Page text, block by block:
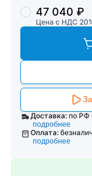
Цена с НДС
47 040 ₽
Доставка: по РФ
подробнее
Оплата:
подробнее